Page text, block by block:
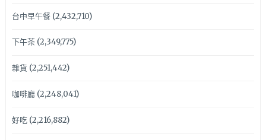
台中早午餐(2,432,710)
下午茶(2,349,775)
雜貨 (2,251,442)
咖啡廳(2,248,041)
好吃(2,216,882)